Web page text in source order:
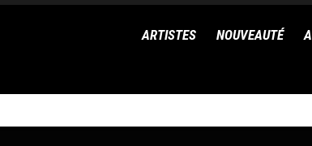
ARTISTES NOUVEAUTÉ